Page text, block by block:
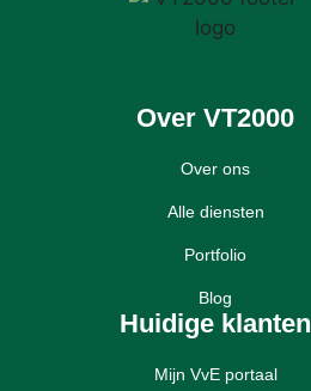
Over VT2000
Over ons
Alle diensten
Portfolio
Blog
Huidige klanten
Mijn VvE portaal